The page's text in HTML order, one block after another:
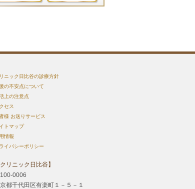
ニック日比谷の診療方針
の不安点について
上の注意点
セス
様 お送りサービス
トマップ
情報
イバシーポリシー
クリニック日比谷】
0006
都千代田区有楽町１－５－１